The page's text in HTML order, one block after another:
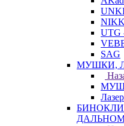
UTG
SAG
МУШКИ,
БИНОКЛИ